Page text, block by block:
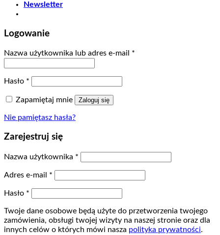
Newsletter
Logowanie
Nazwa użytkownika lub adres e-mail *
Hasło *
Zapamiętaj mnie Zaloguj się
Nie pamiętasz hasła?
Zarejestruj się
Nazwa użytkownika *
Adres e-mail *
Hasło *
Twoje dane osobowe będą użyte do przetworzenia twojego
zamówienia, obsługi twojej wizyty na naszej stronie oraz dla
innych celów o których mówi nasza polityka prywatności.